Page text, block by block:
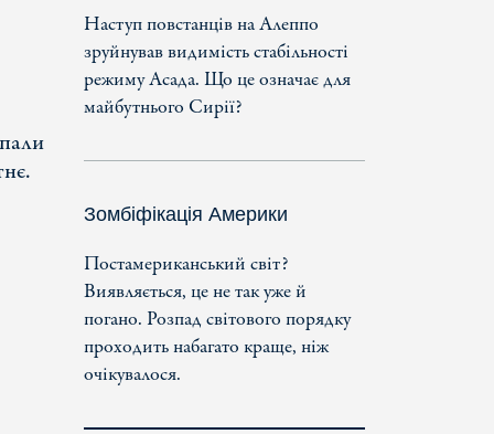
Наступ повстанців на Алеппо
зруйнував видимість стабільності
режиму Асада. Що це означає для
майбутнього Сирії?
Зомбіфікація Америки
Постамериканський світ?
Виявляється, це не так уже й
погано. Розпад світового порядку
проходить набагато краще, ніж
очікувалося.